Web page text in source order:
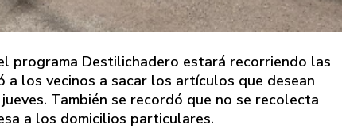
programa Destilichadero estará recorriendo las
los vecinos a sacar los artículos que desean
También se recordó que no se recolecta
a los domicilios particulares.